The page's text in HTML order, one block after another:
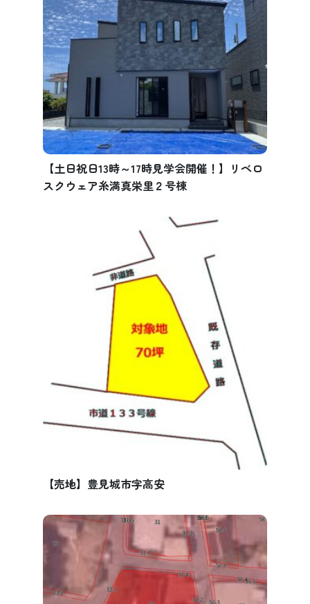
【土日祝日13時～17時見学会開催！】リベロ
スクウェア糸満真栄里２号棟
【売地】豊見城市字高安